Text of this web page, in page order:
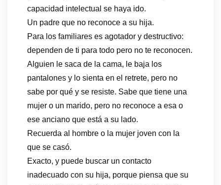
capacidad intelectual se haya ido.
Un padre que no reconoce a su hija.
Para los familiares es agotador y destructivo:
dependen de ti para todo pero no te reconocen.
Alguien le saca de la cama, le baja los
pantalones y lo sienta en el retrete, pero no
sabe por qué y se resiste. Sabe que tiene una
mujer o un marido, pero no reconoce a esa o
ese anciano que está a su lado.
Recuerda al hombre o la mujer joven con la
que se casó.
Exacto, y puede buscar un contacto
inadecuado con su hija, porque piensa que su